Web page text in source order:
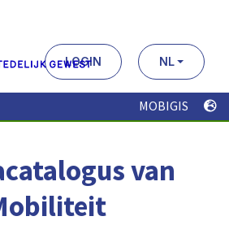
LOGIN NL
MOBIGIS
van